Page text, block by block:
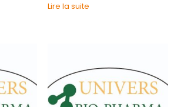
Lire la suite